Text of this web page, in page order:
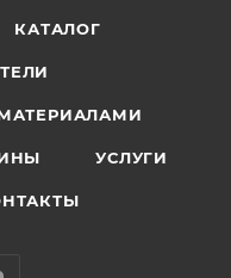
КАТАЛОГ
УСЛУГИ